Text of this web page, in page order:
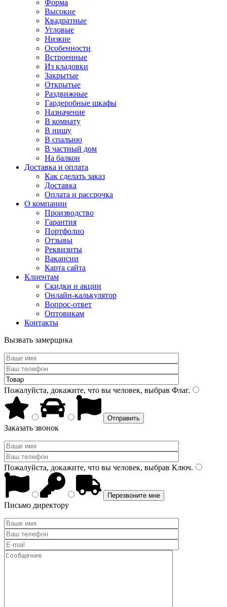
Форма
Высокие
Квадратные
Угловые
Низкие
Особенности
Встроенные
Из кладовки
Закрытые
Открытые
Раздвижные
Гардеробные шкафы
Назначение
В комнату
В нишу
В спальню
В частный дом
На балкон
Доставка и оплата
Как сделать заказ
Доставка
Оплата и рассрочка
О компании
Производство
Гарантия
Портфолио
Отзывы
Реквизиты
Вакансии
Карта сайта
Клиентам
Скидки и акции
Онлайн-калькулятор
Вопрос-ответ
Оптовикам
Контакты
Вызвать замерщика
Пожалуйста, докажите, что вы человек, выбрав Флаг.
Заказать звонок
Пожалуйста, докажите, что вы человек, выбрав Ключ.
Письмо директору